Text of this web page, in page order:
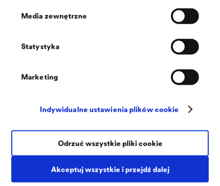
Media zewnętrzne
Statystyka
Marketing
Indywidualne ustawienia plików cookie
Akceptuj wszystkie i przejdź dalej
Odrzuć wszystkie pliki cookie
DELTA -THAN
połączeń.